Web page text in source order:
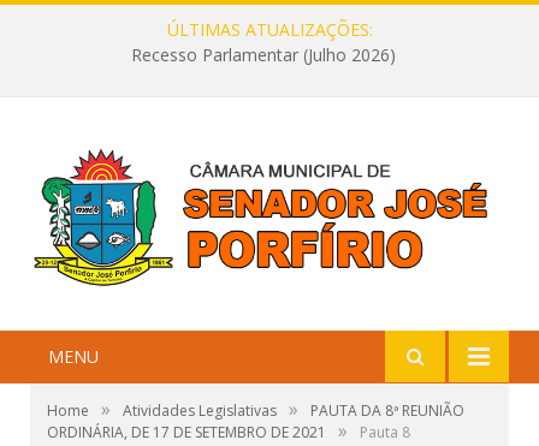
ÚLTIMAS ATUALIZAÇÕES:
Recesso Parlamentar (Julho 2026)
MENU
Home » Atividades Legislativas »
PAUTA DA 8ª REUNIÃO
ORDINÁRIA, DE 17 DE SETEMBRO DE 2021
» Pauta 8